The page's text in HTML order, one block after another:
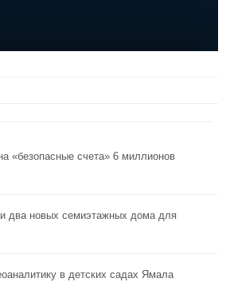
«безопасные счета» 6 миллионов
два новых семиэтажных дома для
в детских садах Ямала